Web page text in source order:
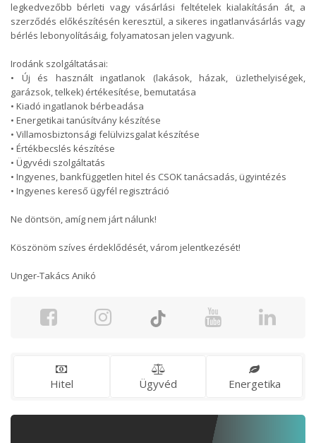
legkedvezőbb bérleti vagy vásárlási feltételek kialakításán át, a
szerződés előkészítésén keresztül, a sikeres ingatlanvásárlás vagy
bérlés lebonyolításáig, folyamatosan jelen vagyunk.
Irodánk szolgáltatásai:
• Új és használt ingatlanok (lakások, házak, üzlethelyiségek,
garázsok, telkek) értékesítése, bemutatása
• Kiadó ingatlanok bérbeadása
• Energetikai tanúsítvány készítése
• Villamosbiztonsági felülvizsgalat készítése
• Értékbecslés készítése
• Ügyvédi szolgáltatás
• Ingyenes, bankfüggetlen hitel és CSOK tanácsadás, ügyintézés
• Ingyenes kereső ügyfél regisztráció
Ne döntsön, amíg nem járt nálunk!
Köszönöm szíves érdeklődését, várom jelentkezését!
Unger-Takács Anikó
Hitel Ügyvéd Energetika